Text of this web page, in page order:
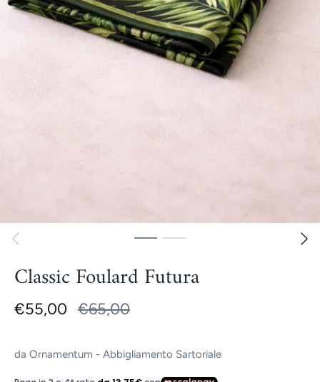
Classic Foulard Futura
€55,00 €65,00
da Ornamentum - Abbigliamento Sartoriale